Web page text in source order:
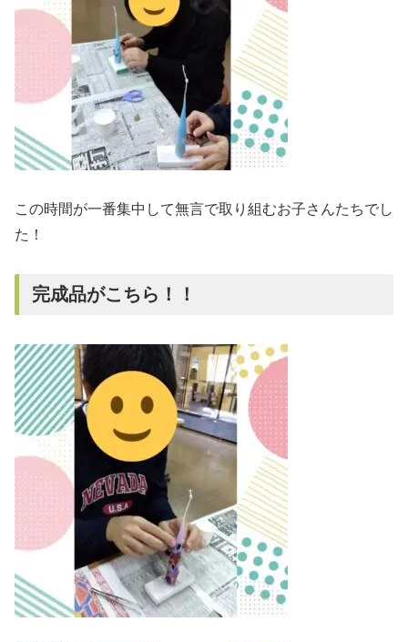
この時間が一番集中して無言で取り組むお子さんたちでし
た！
完成品がこちら！！